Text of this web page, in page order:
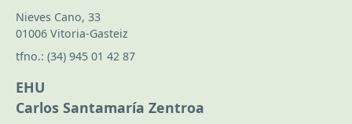
Nieves Cano, 33
01006 Vitoria-Gasteiz
tfno.: (34) 945 01 42 87
EHU
Carlos Santamaría Zentroa